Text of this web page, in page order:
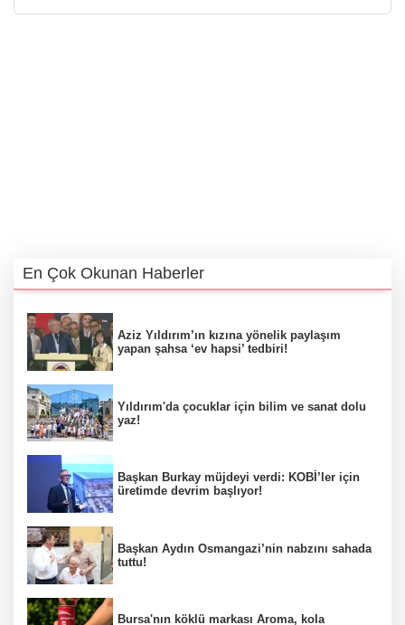
En Çok Okunan Haberler
Aziz Yıldırım’ın kızına yönelik paylaşım
yapan şahsa ‘ev hapsi’ tedbiri!
Yıldırım'da çocuklar için bilim ve sanat dolu
yaz!
Başkan Burkay müjdeyi verdi: KOBİ’ler için
üretimde devrim başlıyor!
Başkan Aydın Osmangazi’nin nabzını sahada
tuttu!
Bursa'nın köklü markası Aroma, kola